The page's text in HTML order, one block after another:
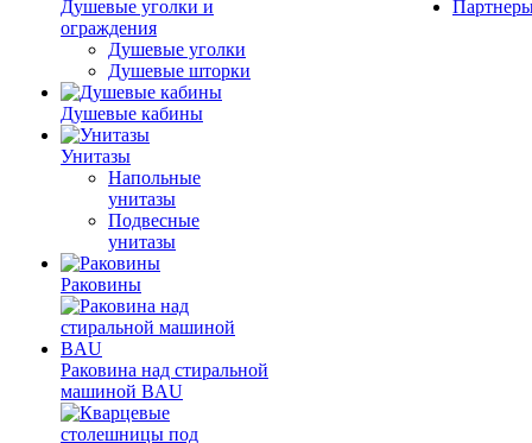
Душевые уголки и
ограждения
Душевые уголки
Душевые шторки
Душевые кабины
Унитазы
Напольные
унитазы
Подвесные
унитазы
Раковины
Раковина над стиральной
машиной BAU